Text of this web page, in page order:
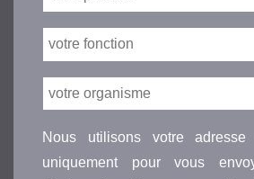
Nous utilisons votre adresse
uniquement pour vous